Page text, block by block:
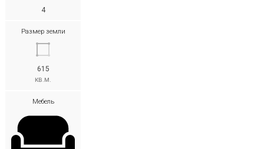
4
Размер земли
615
кв.м.
Мебель